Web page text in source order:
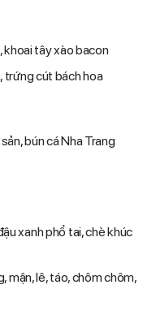
khoai tây xào bacon
trứng cút bách hoa
bún cá Nha Trang
xanh phổ tai, chè khúc
mận, lê, táo, chôm chôm,